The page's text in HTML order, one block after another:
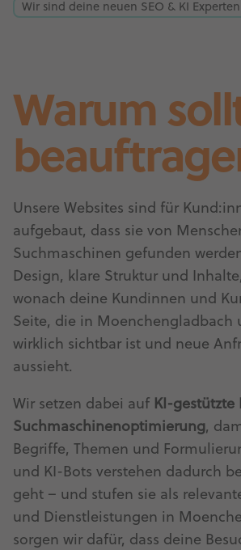
Wir sind deine neuen SEO & KI Experten
Warum
Unsere Websites sind für
aufgebaut, dass sie von
Suchmaschinen gefunden
Design, klare Struktur und
wonach deine Kundinnen und
Seite, die in Moenchengladbach
wirklich sichtbar ist und neue
aussieht.
Wir setzen dabei auf KI-gestützte
Suchmaschinenoptimierung,
Begriffe, Themen und
und KI-Bots verstehen dadurch
geht – und stufen sie als
und Dienstleistungen in
sorgen wir dafür, dass deine